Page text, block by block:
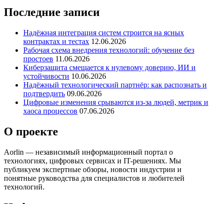
Последние записи
Надёжная интеграция систем строится на ясных
контрактах и тестах 12.06.2026
Рабочая схема внедрения технологий: обучение без
простоев 11.06.2026
Киберзащита смещается к нулевому доверию, ИИ и
устойчивости 10.06.2026
Надёжный технологический партнёр: как распознать и
подтвердить 09.06.2026
Цифровые изменения срываются из‑за людей, метрик и
хаоса процессов 07.06.2026
О проекте
Aorlin — независимый информационный портал о
технологиях, цифровых сервисах и IT-решениях. Мы
публикуем экспертные обзоры, новости индустрии и
понятные руководства для специалистов и любителей
технологий.